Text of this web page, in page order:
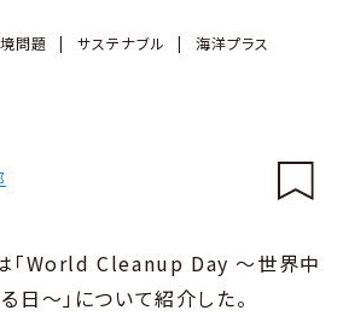
問題 | サステナブル |
海洋プラス
「World Cleanup Day ～世界中
日～」について紹介した。